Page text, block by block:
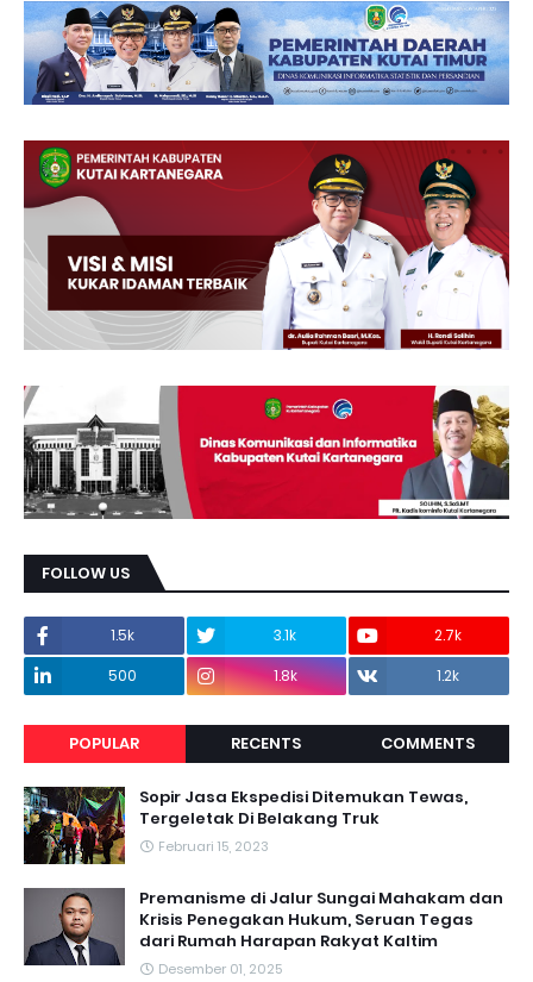
FOLLOW US
1.5k 3.1k
2.7k
500
1.8k 1.2k
POPULAR RECENTS COMMENTS
Sopir Jasa Ekspedisi Ditemukan Tewas,
Tergeletak Di Belakang Truk
Februari 15, 2023
Premanisme di Jalur Sungai Mahakam dan
Krisis Penegakan Hukum, Seruan Tegas
dari Rumah Harapan Rakyat Kaltim
Desember 01, 2025